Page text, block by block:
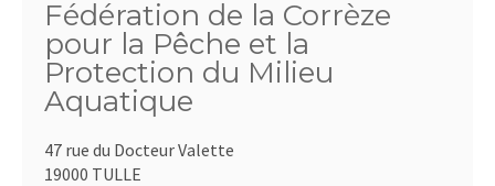
Fédération de la Corrèze
pour la Pêche et la
Protection du Milieu
Aquatique
47 rue du Docteur Valette
19000 TULLE